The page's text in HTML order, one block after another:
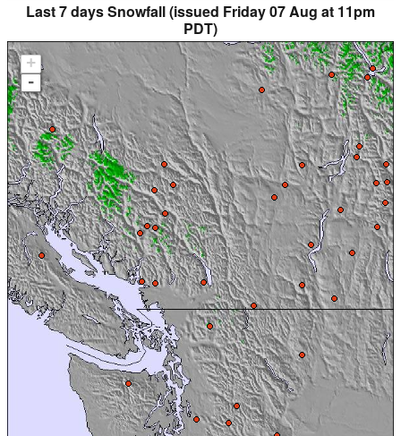
Last 7 days Snowfall (issued Friday 07 Aug at 11pm
PDT)
+
-